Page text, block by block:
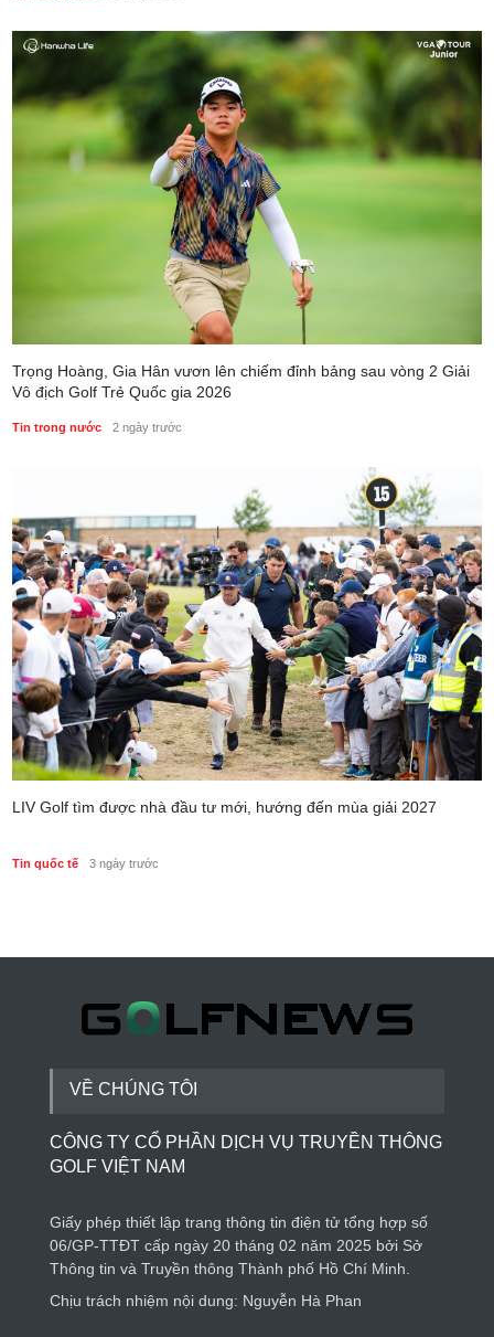
Trọng Hoàng, Gia Hân vươn lên chiếm đỉnh bảng sau vòng 2 Giải
Vô địch Golf Trẻ Quốc gia 2026
Tin trong nước 2 ngày trước
LIV Golf tìm được nhà đầu tư mới, hướng đến mùa giải 2027
Tin quốc tế 3 ngày trước
VỀ CHÚNG TÔI
CÔNG TY CỔ PHẦN DỊCH VỤ TRUYỀN THÔNG
GOLF VIỆT NAM
Giấy phép thiết lập trang thông tin điện tử tổng hợp số
06/GP-TTĐT cấp ngày 20 tháng 02 năm 2025 bởi Sở
Thông tin và Truyền thông Thành phố Hồ Chí Minh.
Chịu trách nhiệm nội dung: Nguyễn Hà Phan